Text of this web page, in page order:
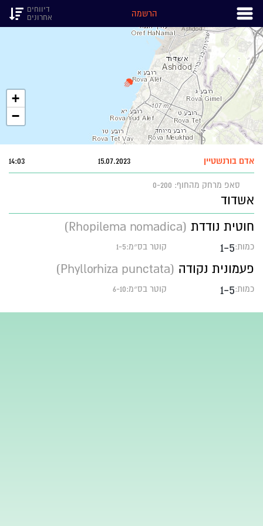
הרשמה
דיווחים
אחרונים
+
−
אדם בורנשטיין 15.07.2023
14:03
סאפ מרחק מהחוף: 0-200
אשדוד
חוטית נודדת (Rhopilema nomadica)
כמות:1-5 קוטר בס״מ:1-5
פעמונית נקודה (Phyllorhiza punctata)
כמות:1-5 קוטר בס״מ:6-10